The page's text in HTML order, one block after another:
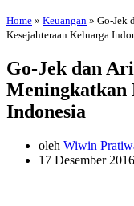
Home » Keuangan » Go-Jek
Kesejahteraan Keluarga
Go-Jek dan
Meningkatkan
Indonesia
oleh Wiwin
17 Desember 2016